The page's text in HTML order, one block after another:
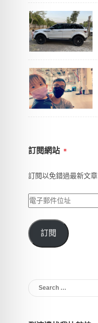
訂閱網站
訂閱以免錯過最新文章
電
郵
件
訂閱
Search
for: